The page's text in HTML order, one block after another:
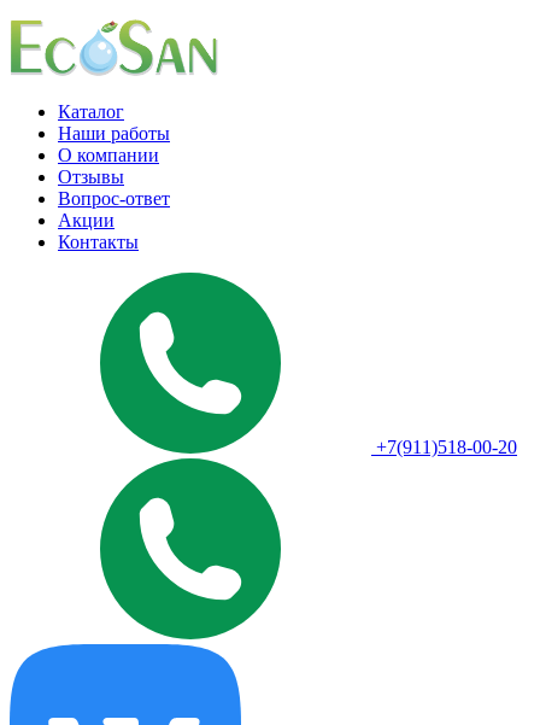
Каталог
Наши работы
О компании
Отзывы
Вопрос-ответ
Акции
Контакты
+7(911)518-00-20